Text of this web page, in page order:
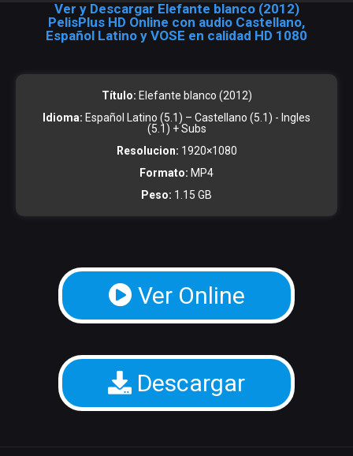
Ver y Descargar Elefante blanco (2012)
PelisPlus HD Online con audio Castellano,
Español Latino y VOSE en calidad HD 1080
Título: Elefante blanco (2012)
Idioma: Español Latino (5.1) – Castellano (5.1) - Ingles
(5.1) + Subs
Resolucion: 1920×1080
Formato: MP4
Peso: 1.15 GB
Ver Online
Descargar